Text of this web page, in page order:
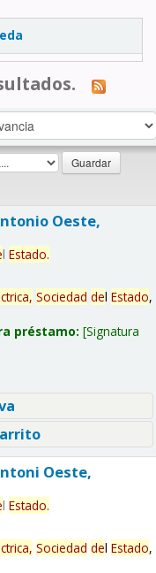
Oeste,
l Estado.
Sociedad del Estado,
préstamo: Signatura
Oeste,
l Estado.
Sociedad del Estado,